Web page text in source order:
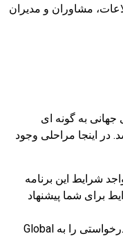
مشاوران و مدیران
جهانی به گونه ای
اینجا مراحلی وجود
شرایط این برنامه
برای شما پیشنهاد
کارفرمای شما باید از طرف شما درخواستی را به Global